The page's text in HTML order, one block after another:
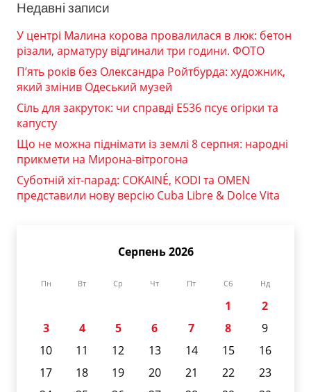
Недавні записи
У центрі Малина корова провалилася в люк: бетон
різали, арматуру відгинали три години. ФОТО
П’ять років без Олександра Ройтбурда: художник,
який змінив Одеський музей
Сіль для закруток: чи справді Е536 псує огірки та
капусту
Що не можна піднімати із землі 8 серпня: народні
прикмети на Мирона-вітрогона
Суботній хіт-парад: COKAINÉ, KODI та OMEN
представили нову версію Cuba Libre & Dolce Vita
Серпень 2026
Пн Вт Ср Чт Пт Сб Нд
1
2
3
4 5 6 7 8
9
10
11 12 13 14 15
16
17
18 19 20 21 22
23